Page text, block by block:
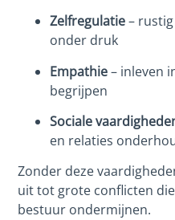
Zelfregulatie–
onder druk
Empathie– inleven
begrijpen
Sociale
en relaties
Zonder deze
uit tot grote conflicten
bestuur ondermijnen.